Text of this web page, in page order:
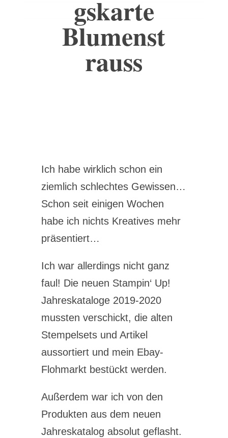
gskarte
Blumenst
rauss
Ich habe wirklich schon ein
ziemlich schlechtes Gewissen…
Schon seit einigen Wochen
habe ich nichts Kreatives mehr
präsentiert…
Ich war allerdings nicht ganz
faul! Die neuen Stampin‘ Up!
Jahreskataloge 2019-2020
mussten verschickt, die alten
Stempelsets und Artikel
aussortiert und mein Ebay-
Flohmarkt bestückt werden.
Außerdem war ich von den
Produkten aus dem neuen
Jahreskatalog absolut geflasht.